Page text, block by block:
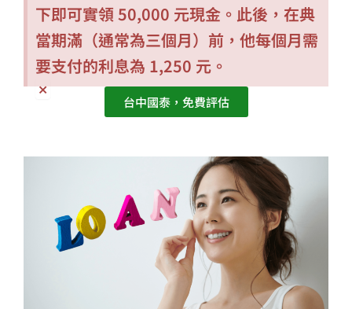
下即可實領 50,000 元現金。此後，在典
當期滿（通常為三個月）前，他每個月需
要支付的利息為 1,250 元。
×
台中國泰，免費評估